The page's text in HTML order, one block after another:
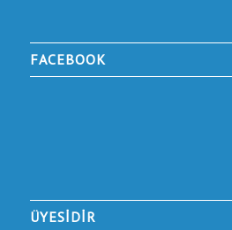
FACEBOOK
ÜYESİDİR